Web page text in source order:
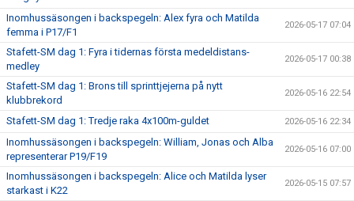
Inomhussäsongen i backspegeln: Alex fyra och Matilda
femma i P17/F1
2026-05-17 07:04
Stafett-SM dag 1: Fyra i tidernas första medeldistans-
medley
2026-05-17 00:38
Stafett-SM dag 1: Brons till sprinttjejerna på nytt
klubbrekord
2026-05-16 22:54
Stafett-SM dag 1: Tredje raka 4x100m-guldet 2026-05-16 22:34
Inomhussäsongen i backspegeln: William, Jonas och Alba
representerar P19/F19
2026-05-16 07:00
Inomhussäsongen i backspegeln: Alice och Matilda lyser
starkast i K22
2026-05-15 07:57